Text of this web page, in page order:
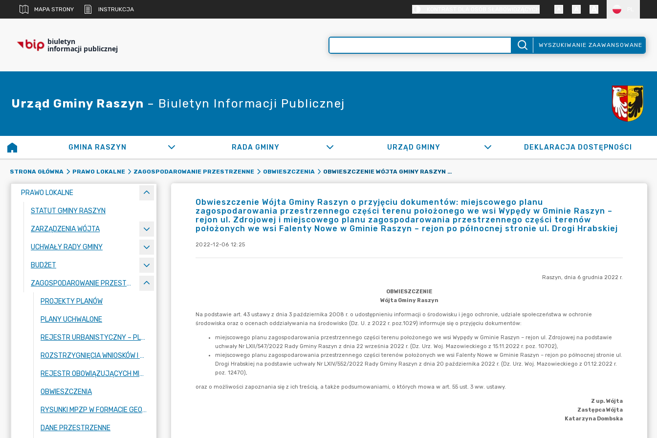
MAPA STRONY INSTRUKCJA
biuletyn
informacji publicznej WYSZUKIWANIE ZAAWANSOWANE
Urząd Gminy Raszyn – Biuletyn Informacji Publicznej
GMINA RASZYN RADA GMINY URZĄD GMINY DEKLARACJA DOSTĘPNOŚCI
STRONA GŁÓWNA PRAWO LOKALNE ZAGOSPODAROWANIE PRZESTRZENNE OBWIESZCZENIA OBWIESZCZENIE WÓJTA GMINY RASZYN O PRZYJĘCIU DOKUMENTÓW: MIEJSCOWEGO PLANU ZAGOSPODAROWANIA PRZESTRZENNEGO CZĘŚCI TERENU POŁOŻONEGO WE WSI WYPĘDY W GMINIE RASZYN – REJON UL. ZDROJOWEJ I MIEJSCOWEGO PLANU ZAGOSPODAROWANIA PRZESTRZENNEGO CZĘŚCI TERENÓW POŁOŻONYCH WE WSI FALENTY NOWE W GMINIE RASZYN – REJON PO PÓŁNOCNEJ STRONIE UL. DROGI HRABSKIEJ
PRAWO LOKALNE
STATUT GMINY RASZYN
ZARZĄDZENIA WÓJTA
UCHWAŁY RADY GMINY
BUDŻET
ZAGOSPODAROWANIE PRZESTRZENNE
PROJEKTY PLANÓW
PLANY UCHWALONE
REJESTR URBANISTYCZNY – PLANY W TRAKCIE SPORZĄDZANIA
ROZSTRZYGNIĘCIA WNIOSKÓW I UWAG DOT. MPZP
REJESTR OBOWIĄZUJĄCYCH MIEJSCOWYCH PLANÓW ZAGOSPODAROWANIA PRZESTRZENNEGO GMINY RASZYN
OBWIESZCZENIA
RYSUNKI MPZP W FORMACIE GEOTIF
DANE PRZESTRZENNE
Obwieszczenie Wójta Gminy Raszyn o przyjęciu dokumentów: miejscowego planu
zagospodarowania przestrzennego części terenu położonego we wsi Wypędy w Gminie Raszyn –
rejon ul. Zdrojowej i miejscowego planu zagospodarowania przestrzennego części terenów
położonych we wsi Falenty Nowe w Gminie Raszyn – rejon po północnej stronie ul. Drogi Hrabskiej
2022-12-06 12:25